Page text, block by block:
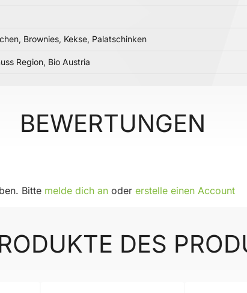
Brownies, Kekse, Palatschinken
Region, Bio Austria
BEWERTUNGEN
Bitte melde dich an oder erstelle einen Account
DES